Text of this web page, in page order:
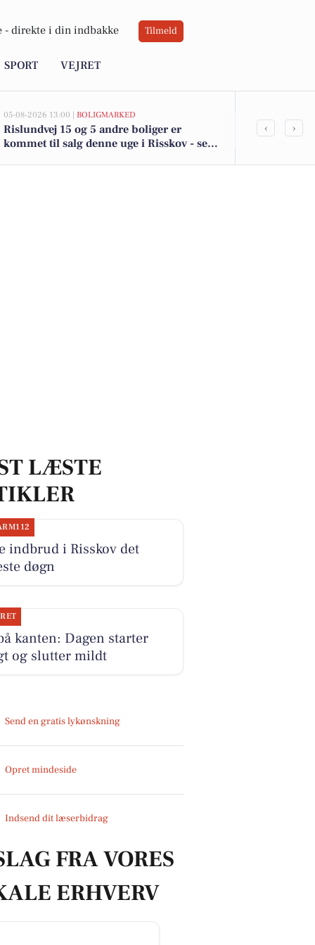
- direkte i din indbakke Tilmeld
SPORT VEJRET
05-08-2026 13:00 | BOLIGMARKED
Rislundvej 15 og 5 andre boliger er
kommet til salg denne uge i Risskov - se
Top 6 over
‹ ›
LÆSTE
indbrud i Risskov det
døgn
kanten: Dagen starter
og slutter mildt
Send en gratis lykønskning
Opret mindeside
Indsend dit læserbidrag
FRA VORES
ERHVERV